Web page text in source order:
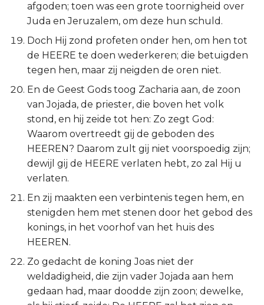
afgoden; toen was een grote toornigheid over
Juda en Jeruzalem, om deze hun schuld.
Doch Hij zond profeten onder hen, om hen tot
de HEERE te doen wederkeren; die betuigden
tegen hen, maar zij neigden de oren niet.
En de Geest Gods toog Zacharia aan, de zoon
van Jojada, de priester, die boven het volk
stond, en hij zeide tot hen: Zo zegt God:
Waarom overtreedt gij de geboden des
HEEREN? Daarom zult gij niet voorspoedig zijn;
dewijl gij de HEERE verlaten hebt, zo zal Hij u
verlaten.
En zij maakten een verbintenis tegen hem, en
stenigden hem met stenen door het gebod des
konings, in het voorhof van het huis des
HEEREN.
Zo gedacht de koning Joas niet der
weldadigheid, die zijn vader Jojada aan hem
gedaan had, maar doodde zijn zoon; dewelke,